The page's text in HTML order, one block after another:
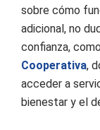
sobre cómo
adicional, no
confianza, como
Cooperativa,
acceder a
bienestar y el